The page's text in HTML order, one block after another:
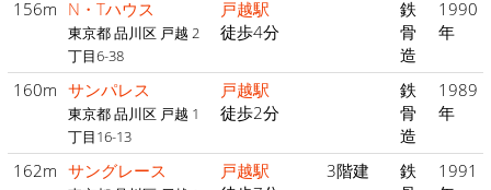
156m N・Tハウス
東京都 品川区 戸越 2
丁目6-38
戸越駅
徒歩4分
鉄
骨
造
1990
年
160m サンパレス
東京都 品川区 戸越 1
丁目16-13
戸越駅
徒歩2分
鉄
骨
造
1989
年
162m サングレース
戸越駅
3階建
鉄
1991